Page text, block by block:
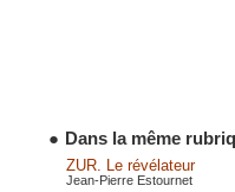
● Dans la même
ZUR. Le révélateur
Jean-Pierre Estournet